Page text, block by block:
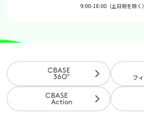
9:00-18:00（土日祝を除く）